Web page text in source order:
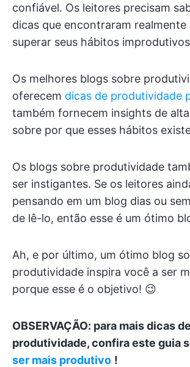
confiável. Os leitores precisam
dicas que encontraram realmente
superar seus hábitos
Os melhores blogs sobre
oferecem dicas de produtividade
também fornecem insights de
sobre por que esses hábitos
Os blogs sobre produtividade
ser instigantes. Se os leitores
pensando em um blog dias ou
de lê-lo, então esse é um ótimo
Ah, e por último, um ótimo blog
produtividade inspira você a ser
porque esse é o objetivo! 😉
OBSERVAÇÃO: para mais dicas de
produtividade, confira este guia
ser mais produtivo !